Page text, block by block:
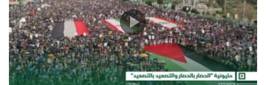
موقف الإمام الحسين “عليه السلام” –
القول السديد 1445هـ
تعز – مقابلات مع المجاهدين المرابطين
في جبهات تعز بمناسبة ذكرى عاشوراء –